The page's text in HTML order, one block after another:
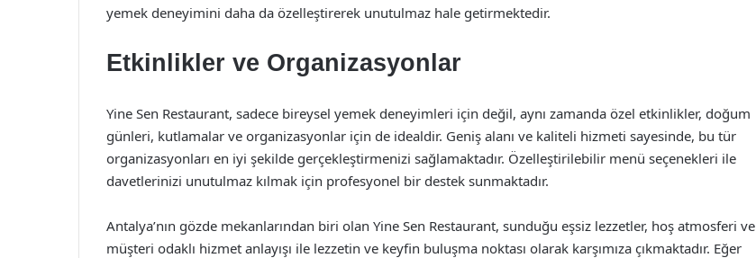
yemek deneyimini daha da özelleştirerek unutulmaz hale getirmektedir.
Etkinlikler ve Organizasyonlar
Yine Sen Restaurant, sadece bireysel yemek deneyimleri için değil, aynı zamanda özel etkinlikler, doğum
günleri, kutlamalar ve organizasyonlar için de idealdir. Geniş alanı ve kaliteli hizmeti sayesinde, bu tür
organizasyonları en iyi şekilde gerçekleştirmenizi sağlamaktadır. Özelleştirilebilir menü seçenekleri ile
davetlerinizi unutulmaz kılmak için profesyonel bir destek sunmaktadır.
Antalya’nın gözde mekanlarından biri olan Yine Sen Restaurant, sunduğu eşsiz lezzetler, hoş atmosferi ve
müşteri odaklı hizmet anlayışı ile lezzetin ve keyfin buluşma noktası olarak karşımıza çıkmaktadır. Eğer